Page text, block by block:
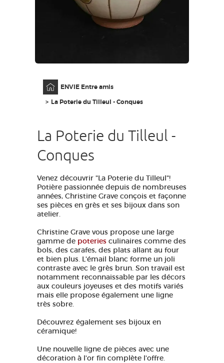
FR
ENVIE Entre amis
La Poterie du Tilleul - Conques
La Poterie du Tilleul -
Conques
Venez découvrir "La Poterie du Tilleul"!
Potière passionnée depuis de nombreuses
années, Christine Grave conçois et façonne
ses pièces en grès et ses bijoux dans son
atelier.
Christine Grave vous propose une large
gamme de poteries culinaires comme des
bols, des carafes, des plats allant au four
et bien plus. L'émail blanc forme un joli
contraste avec le grès brun. Son travail est
notamment reconnaissable par les décors
aux couleurs joyeuses et des motifs variés
mais elle propose également une ligne
très sobre.
Découvrez également ses bijoux en
céramique!
Une nouvelle ligne de pièces avec une
décoration à l'or fin complète l'offre.